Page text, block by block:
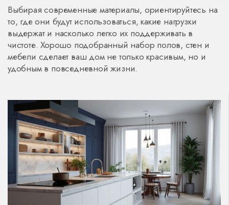
Выбирая современные материалы, ориентируйтесь на
то, где они будут использоваться, какие нагрузки
выдержат и насколько легко их поддерживать в
чистоте. Хорошо подобранный набор полов, стен и
мебели сделает ваш дом не только красивым, но и
удобным в повседневной жизни.